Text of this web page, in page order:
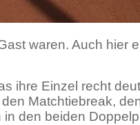
waren. Auch hier
ihre Einzel recht
Matchtiebreak,
den beiden